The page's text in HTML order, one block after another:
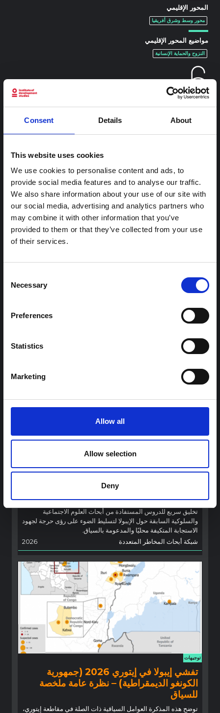
Consent Details About
This website uses cookies
We use cookies to personalise content and ads, to
provide social media features and to analyse our traffic.
We also share information about your use of our site with
our social media, advertising and analytics partners who
may combine it with other information that you’ve
provided to them or that they’ve collected from your use
of their services.
Selection
Necessary
Preferences
Statistics
Marketing
Allow all
Allow selection
Deny
المحور الإقليمي
محور وسط وشرق أفريقيا
مواضيع المحور الإقليمي
النزوح والحماية الإنسانية
ملاحظة سياقية: ممارسات الجنازة في إيتوري
هذه المذكرة هي الثانية التي ينتجها "التجمع من أجل إيتوري"، وهي
شبكة غير رسمية يقودها بشكل أساسي علماء اجتماعيون يقدمون
معلومات سياقية للاستجابة لتفشي إيبولا بونديبوغيو في إيتوري،
شرق جمهورية الكونغو الديمقراطية. توسع هذه المذكرة في ...
هال للعلوم المفتوحة
2026
في إيتوري (2026)
تقدم هذه المذكرة خلفية سياقية حول مقاطعة إيتوري، التي تتأثر
الأخبار والتطورات الأخيرة في الاستجابة لفيروس إيبولا، بل تقدم
السياق العام الذي تعمل فيه جهات...
الاجتماعية والسلوكية حول الإيبولا من أجل
جمهورية الكونغو الديمقراطية
تخليق سريع للدروس المستفادة من أبحاث العلوم الاجتماعية
والسلوكية السابقة حول الإيبولا لتسليط الضوء على رؤى حرجة لجهود
الاستجابة المتكيفة محليًا والمدعومة بالسياق.
شبكة أبحاث المخاطر المتعددة
2026
توجيهات
تفشي إيبولا في إيتوري 2026 (جمهورية
الكونغو الديمقراطية) – نظرة عامة ملخصة
للسياق
توضح هذه المذكرة العوامل السياقية ذات الصلة في مقاطعة إيتوري،